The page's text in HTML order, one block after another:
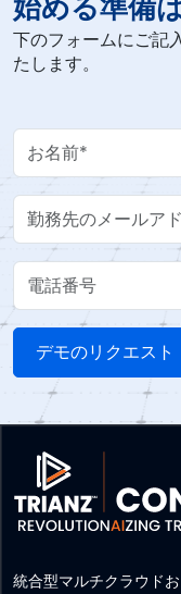
下のフォームにご記
たします。
Your Name
Work Email
電話番号
統合型マルチクラウド